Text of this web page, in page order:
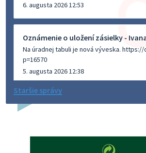
6. augusta 2026 12:53
Oznámenie o uložení zásielky -
Na úradnej tabuli je nová výveska. https://
p=16570
5. augusta 2026 12:38
Dovolenka - MUDr. Marián Sivoň
budeZATVORENÁ z dôvodu čerpania
prípady bude riešiť MUDr.Fisch…
Staršie správy